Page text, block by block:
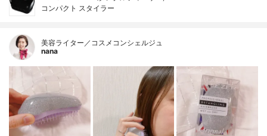
コンパクト スタイラー
美容ライター／コスメコンシェルジュ
nana